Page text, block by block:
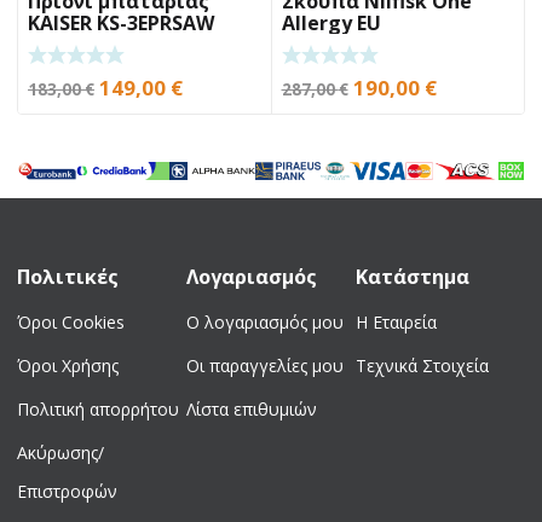
KAISER KS-3EPRSAW
183,00€ Original
183,00 €.
149,00 €Η
είναι:
149,00 €.
Allergy EU
287,00€ Original
287,00 €.
190,00 €Η
είναι:
190,00 €.
Πολιτικές
Όροι Cookies
Όροι Χρήσης
Πολιτική απορρήτου
Ακύρωσης/
Επιστροφών
Λογαριασμός
Ο λογαριασμός μου
Οι παραγγελίες μου
Λίστα επιθυμιών
Κατάστημα
Η Εταιρεία
Τεχνικά Στοιχεία